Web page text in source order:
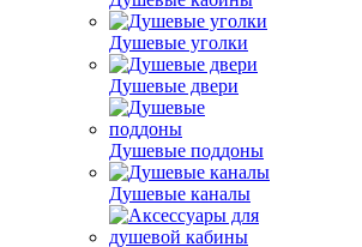
Душевые уголки
Душевые двери
Душевые поддоны
Душевые каналы